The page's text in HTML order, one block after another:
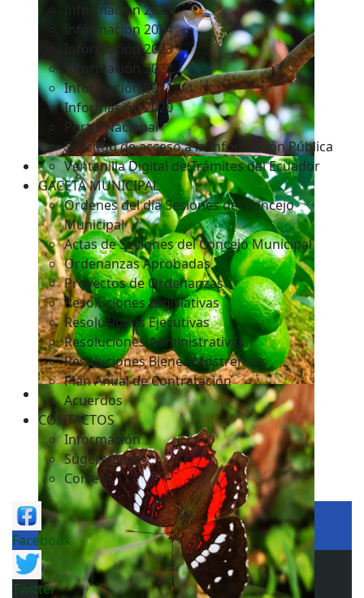
Informacion 2025
Informacion 2024
Información 2023
Información 2022
Información 2021
Información 2020
Portal Nacional
Solicitud de acceso a la Información Pública
Ventanilla Digital de Trámites del Ecuador
GACETA MUNICIPAL
Ordenes del día Sesiones del Concejo
Municipal
Actas de Sesiones del Concejo Municipal
Ordenanzas Aprobadas
Proyectos de Ordenanzas
Resoluciones Legislativas
Resoluciones Ejecutivas
Resoluciones Administrativas
Resoluciones Bienes Mostrencos
Plan Anual de Contratación
Acuerdos
CONTACTOS
Información
Sugerencias
Correos
Facebook
Twitter